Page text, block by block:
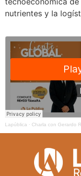
nutrientes y la
Lapública · Charla con Gerardo